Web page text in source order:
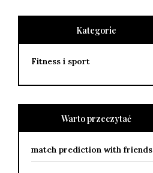
Kategorie
Fitness i sport
Warto przeczytać
match prediction with friends